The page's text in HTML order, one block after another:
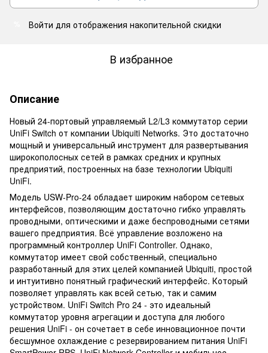
Войти для отображения накопительной скидки
В избранное
Описание
Новый 24-портовый управляемый L2/L3 коммутатор серии
UniFi Switch от компании Ubiquiti Networks. Это достаточно
мощный и универсальный инструмент для развертывания
широкополосных сетей в рамках средних и крупных
предприятий, построенных на базе технологии Ubiquiti
UniFi.
Модель USW-Pro-24 обладает широким набором сетевых
интерфейсов, позволяющим достаточно гибко управлять
проводными, оптическими и даже беспроводными сетями
вашего предприятия. Всё управление возложено на
программный контроллер UniFi Controller. Однако,
коммутатор имеет свой собственный, специально
разработанный для этих целей компанией Ubiquiti, простой
и интуитивно понятный графический интерфейс. Который
позволяет управлять как всей сетью, так и самим
устройством. UniFi Switch Pro 24 - это идеальный
коммутатор уровня агрегации и доступа для любого
решения UniFi - он сочетает в себе инновационное почти
бесшумное охлаждение с резервированием питания UniFi